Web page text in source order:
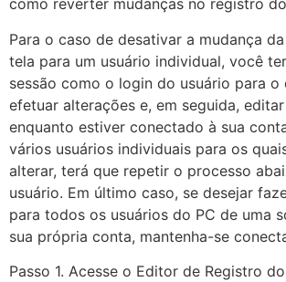
como reverter mudanças no registro
Para o caso de desativar a mudança
tela para um usuário individual, você
sessão como o login do usuário para o
efetuar alterações e, em seguida,
enquanto estiver conectado à sua
vários usuários individuais para os
alterar, terá que repetir o processo
usuário. Em último caso, se desejar
para todos os usuários do PC de uma
sua própria conta, mantenha-se
Passo 1. Acesse o Editor de Registro